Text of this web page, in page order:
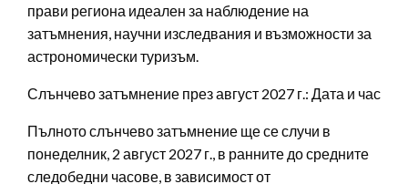
прави региона идеален за наблюдение на
затъмнения, научни изследвания и възможности за
астрономически туризъм.
Слънчево затъмнение през август 2027 г.: Дата и час
Пълното слънчево затъмнение ще се случи в
понеделник, 2 август 2027 г., в ранните до средните
следобедни часове, в зависимост от